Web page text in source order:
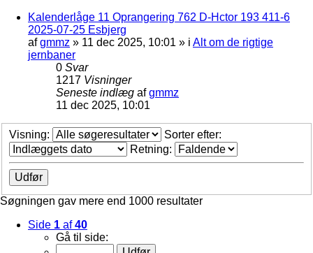
Kalenderlåge 11 Oprangering 762 D-Hctor 193 411-6
2025-07-25 Esbjerg
afgmmz » 11 dec 2025, 10:01 » i Alt om de rigtige
jernbaner
0 Svar
1217 Visninger
Seneste indlæg afgmmz
11 dec 2025, 10:01
Visning:
Sorter efter:
Retning:
Søgningen gav mere end 1000 resultater
Side 1 af40
Gå til side: